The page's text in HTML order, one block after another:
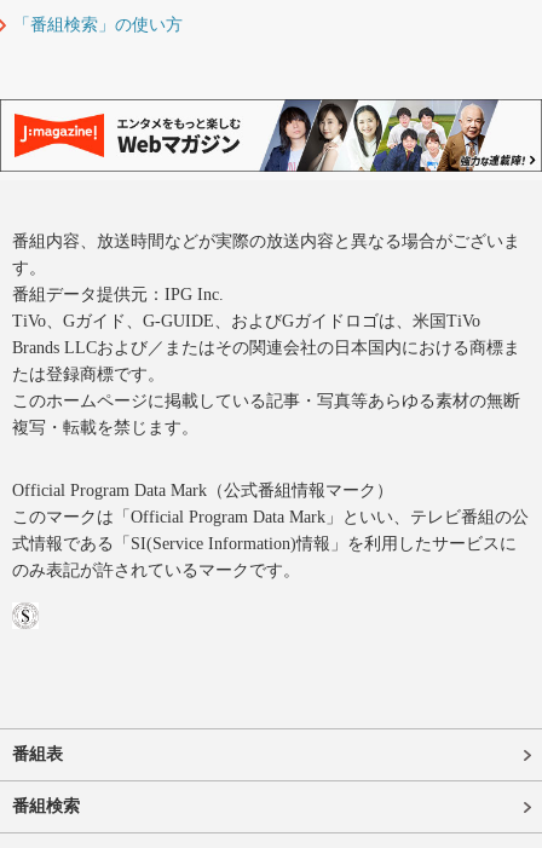
「番組検索」の使い方
番組内容、放送時間などが実際の放送内容と異なる場合がございま
す。
番組データ提供元：IPG Inc.
TiVo、Gガイド、G-GUIDE、およびGガイドロゴは、米国TiVo
Brands LLCおよび／またはその関連会社の日本国内における商標ま
たは登録商標です。
このホームページに掲載している記事・写真等あらゆる素材の無断
複写・転載を禁じます。
Official Program Data Mark（公式番組情報マーク）
このマークは「Official Program Data Mark」といい、テレビ番組の公
式情報である「SI(Service Information)情報」を利用したサービスに
のみ表記が許されているマークです。
番組表
番組検索